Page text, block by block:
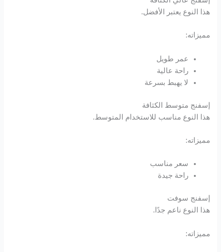
هذا النوع يعتبر الأفضل.
مميزاته:
عمر طويل
راحة عالية
لا يهبط بسرعة
إسفنج متوسط الكثافة
هذا النوع مناسب للاستخدام المتوسط.
مميزاته:
سعر مناسب
راحة جيدة
إسفنج سوفت
هذا النوع ناعم جدًا.
مميزاته: